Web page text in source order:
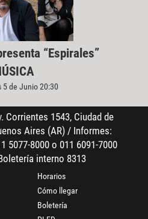
“Espirales”
5 de Junio 20:30
Corrientes 1543, Ciudad de
Aires (AR) / Informes:
5077-8000 o 011 6091-7000
interno 8313
Horarios
Cómo llegar
Boletería